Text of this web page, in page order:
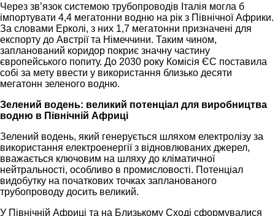
Через зв’язок системою трубопроводів Італія могла б
імпортувати 4,4 мегатонни водню на рік з Північної Африки.
За словами Ерколі, з них 1,7 мегатонни призначені для
експорту до Австрії та Німеччини. Таким чином,
запланований коридор покриє значну частину
європейського попиту. До 2030 року Комісія ЄС поставила
собі за мету ввести у використання близько десяти
мегатонн зеленого водню.
Зелений водень: великий потенціал для виробництва
водню в Північній Африці
Зелений водень, який генерується шляхом електролізу за
використання електроенергії з відновлюваних джерел,
вважається ключовим на шляху до кліматичної
нейтральності, особливо в промисловості. Потенціал
видобутку на початкових точках запланованого
трубопроводу досить великий.
У Північній Африці та на Близькому Сході сформувалися